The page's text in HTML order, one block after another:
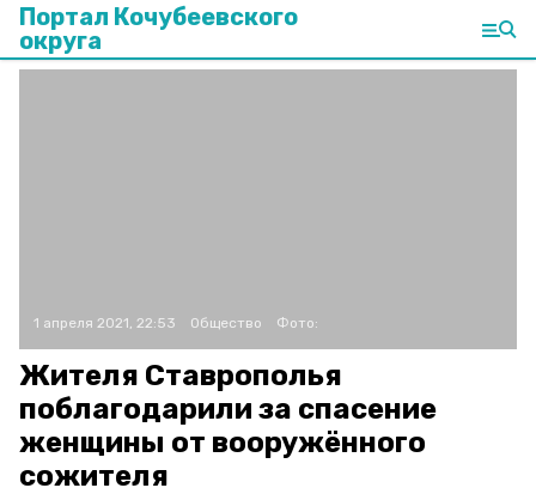
Портал Кочубеевского
округа
1 апреля 2021, 22:53 Общество Фото:
Жителя Ставрополья
поблагодарили за спасение
женщины от вооружённого
сожителя